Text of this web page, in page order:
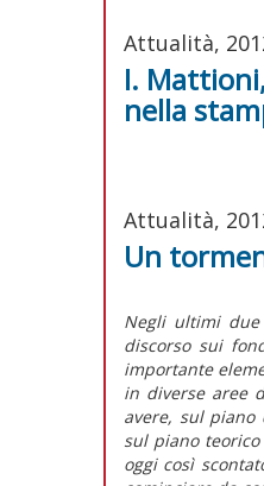
Attualità,
I.
nella
Attualità,
Un
Negli ultimi
discorso sui
importante
in diverse aree
avere, sul piano
sul piano
oggi così